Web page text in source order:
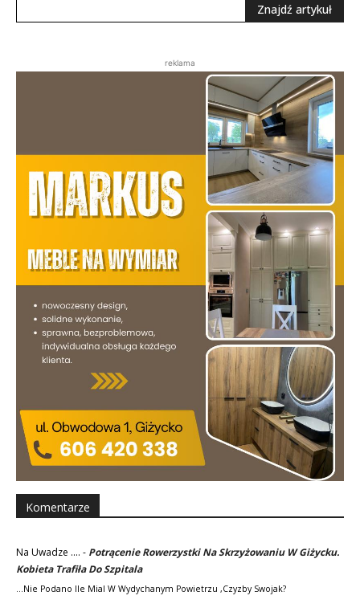
Znajdź artykuł
reklama
Komentarze
Na Uwadze .... - Potrącenie Rowerzystki Na Skrzyżowaniu W Giżycku.
Kobieta Trafiła Do Szpitala
...nie Podano Ile Mial W Wydychanym Powietrzu ,czyzby Swojak?